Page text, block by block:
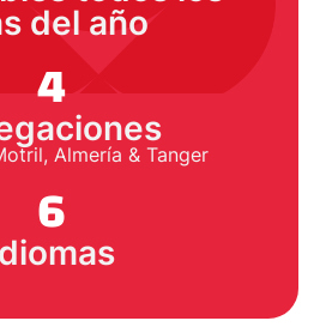
del año
4
Almería & Tanger
6